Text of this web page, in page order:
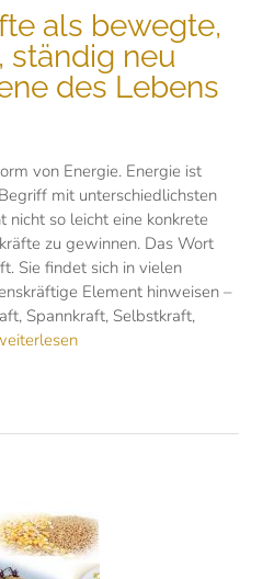
als bewegte,
ständig neu
des Lebens
von Energie. Energie ist
mit unterschiedlichsten
nicht so leicht eine konkrete
zu gewinnen. Das Wort
Sie findet sich in vielen
Element hinweisen –
Spannkraft, Selbstkraft,